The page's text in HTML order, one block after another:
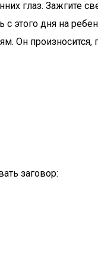
глаз. Зажгите
дня на
Он произносится,
заговор: